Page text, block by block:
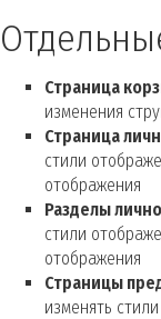
Страница
изменения
Страница
стили
отображения
Разделы
стили
отображения
Страницы
изменять